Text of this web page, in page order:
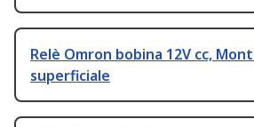
Relè Omron bobina 12V cc,
superficiale